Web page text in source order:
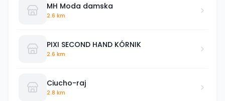
MH Moda damska
2.6 km
PIXI SECOND HAND KÓRNIK
2.6 km
Ciucho-raj
2.8 km